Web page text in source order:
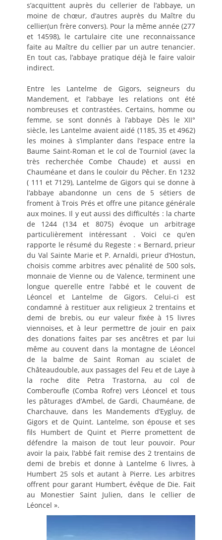
s’acquittent auprès du cellerier de l’abbaye, un
moine de chœur, d’autres auprès du Maître du
cellier(un frère convers). Pour la même année (277
et 14598), le cartulaire cite une reconnaissance
faite au Maître du cellier par un autre tenancier.
En tout cas, l’abbaye pratique déjà le faire valoir
indirect.
Entre les Lantelme de Gigors, seigneurs du
Mandement, et l’abbaye les relations ont été
nombreuses et contrastées. Certains, homme ou
femme, se sont donnés à l’abbaye Dès le XII°
siècle, les Lantelme avaient aidé (1185, 35 et 4962)
les moines à s’implanter dans l’espace entre la
Baume Saint-Roman et le col de Tourniol (avec la
très recherchée Combe Chaude) et aussi en
Chauméane et dans le couloir du Pêcher. En 1232
( 111 et 7129), Lantelme de Gigors qui se donne à
l’abbaye abandonne un cens de 5 sétiers de
froment à Trois Prés et offre une pitance générale
aux moines. Il y eut aussi des difficultés : la charte
de 1244 (134 et 8075) évoque un arbitrage
particulièrement intéressant . Voici ce qu’en
rapporte le résumé du Regeste : « Bernard, prieur
du Val Sainte Marie et P. Arnaldi, prieur d’Hostun,
choisis comme arbitres avec pénalité de 500 sols,
monnaie de Vienne ou de Valence, terminent une
longue querelle entre l’abbé et le couvent de
Léoncel et Lantelme de Gigors. Celui-ci est
condamné à restituer aux religieux 2 trentains et
demi de brebis, ou eur valeur fixée à 15 livres
viennoises, et à leur permettre de jouir en paix
des donations faites par ses ancêtres et par lui
même au couvent dans la montagne de Léoncel
de la balme de Saint Roman au scialet de
Châteaudouble, aux passages del Feu et de Laye à
la roche dite Petra Trastorna, au col de
Comberoufle (Comba Rofre) vers Léoncel et tous
les pâturages d’Ambel, de Gardi, Chauméane, de
Charchauve, dans les Mandements d’Eygluy, de
Gigors et de Quint. Lantelme, son épouse et ses
fils Humbert de Quint et Pierre promettent de
défendre la maison de tout leur pouvoir. Pour
avoir la paix, l’abbé fait remise des 2 trentains de
demi de brebis et donne à Lantelme 6 livres, à
Humbert 25 sols et autant à Pierre. Les arbitres
offrent pour garant Humbert, évêque de Die. Fait
au Monestier Saint Julien, dans le cellier de
Léoncel ».